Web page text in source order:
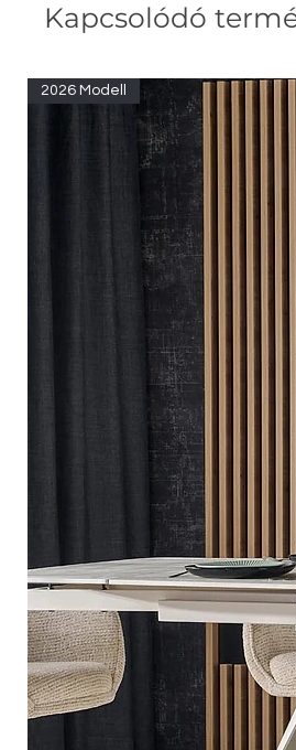
Kapcsolódó
2026 Modell